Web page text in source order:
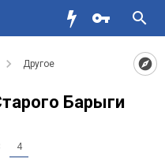
Другое
Барыги
4